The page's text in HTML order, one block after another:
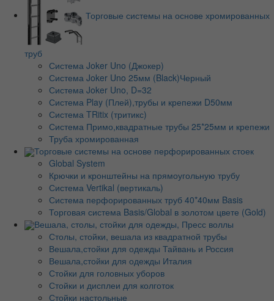
Торговые системы на основе хромированных
труб
Система Joker Uno (Джокер)
Система Joker Uno 25мм (Black)Черный
Система Joker Uno, D=32
Система Play (Плей),трубы и крепежи D50мм
Система TRitix (тритикс)
Система Примо,квадратные трубы 25*25мм и крепежи
Труба хромированная
Торговые системы на основе перфорированных стоек
Global System
Крючки и кронштейны на прямоугольную трубу
Система Vertikal (вертикаль)
Система перфорированных труб 40*40мм Basis
Торговая система Basis/Global в золотом цвете (Gold)
Вешала, столы, стойки для одежды, Пресс воллы
Столы, стойки, вешала из квадратной трубы
Вешала,стойки для одежды Тайвань и Россия
Вешала,стойки для одежды Италия
Стойки для головных уборов
Стойки и дисплеи для колготок
Стойки настольные